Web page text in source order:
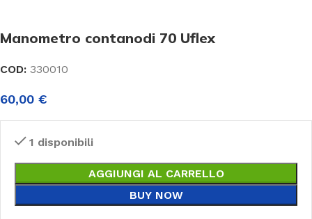
Manometro contanodi 70 Uflex
COD: 330010
60,00 €
1 disponibili
AGGIUNGI AL CARRELLO
BUY NOW